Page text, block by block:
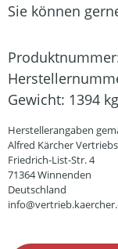
Sie können
Gewicht: 1394 kg
Herstellerangaben
Alfred Kärcher
Friedrich-List-Str. 4
71364 Winnenden
Deutschland